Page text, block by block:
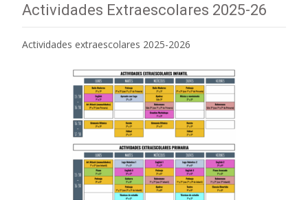
Actividades Extraescolares 2025-26
Actividades extraescolares 2025-2026